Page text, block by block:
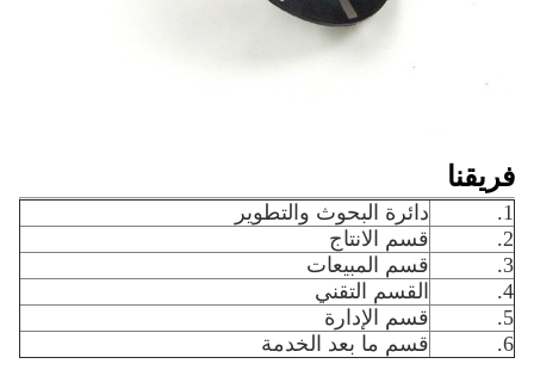
فريقنا
1.
دائرة البحوث والتطوير
2.
قسم الانتاج
3.
قسم المبيعات
4.
القسم التقني
5.
قسم الإدارة
6.
قسم ما بعد الخدمة